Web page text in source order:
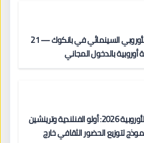
مهرجان الاتحاد الأوروبي السينمائي في بانكوك — 21
عاصمتا الثقافة الأوروبية 2026: أولو الفنلندية وترينشين
لتوزيع الحضور الثقافي خارج